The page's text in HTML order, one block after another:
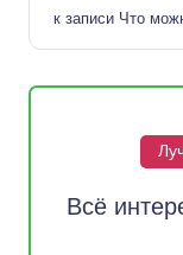
к записи Что
Всё